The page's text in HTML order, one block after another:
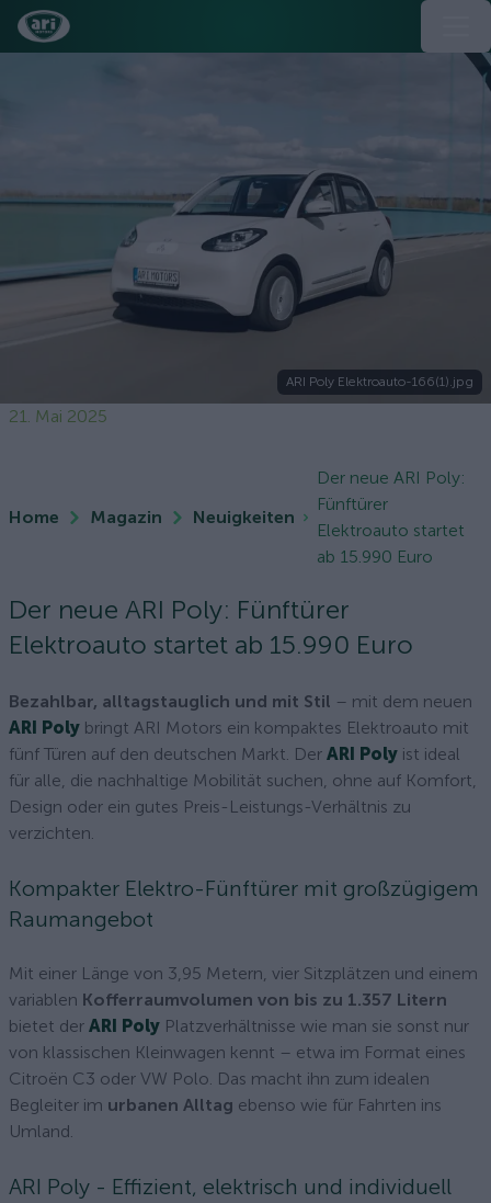
ARI Poly Elektroauto-166(1).jpg
21. Mai 2025
Home Magazin Neuigkeiten
Der neue ARI Poly:
Fünftürer
Elektroauto startet
ab 15.990 Euro
Der neue ARI Poly: Fünftürer
Elektroauto startet ab 15.990 Euro
Bezahlbar, alltagstauglich und mit Stil – mit dem neuen
ARI Poly bringt ARI Motors ein kompaktes Elektroauto mit
fünf Türen auf den deutschen Markt. Der ARI Poly ist ideal
für alle, die nachhaltige Mobilität suchen, ohne auf Komfort,
Design oder ein gutes Preis-Leistungs-Verhältnis zu
verzichten.
Kompakter Elektro-Fünftürer mit großzügigem
Raumangebot
Mit einer Länge von 3,95 Metern, vier Sitzplätzen und einem
variablen Kofferraumvolumen von bis zu 1.357 Litern
bietet der ARI Poly Platzverhältnisse wie man sie sonst nur
von klassischen Kleinwagen kennt – etwa im Format eines
Citroën C3 oder VW Polo. Das macht ihn zum idealen
Begleiter im urbanen Alltag ebenso wie für Fahrten ins
Umland.
ARI Poly - Effizient, elektrisch und individuell